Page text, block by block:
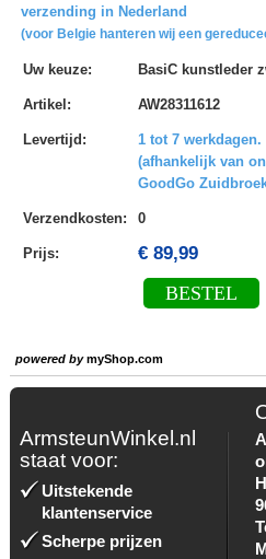
verzending in Nederland
(voor Belgie hanteren wij een
Uw keuze: BasiC kunstleder
Artikel : AW28311612
Levertijd :
1 tot 7 werkdagen.
(afhankelijk van
GoodGo
Verzendkosten: 0
Prijs: € 89,99
BESTEL
powered bymyShop.com
ArmsteunWinkel.nl
staat voor:
Uitstekende
klantenservice
Scherpe prijzen